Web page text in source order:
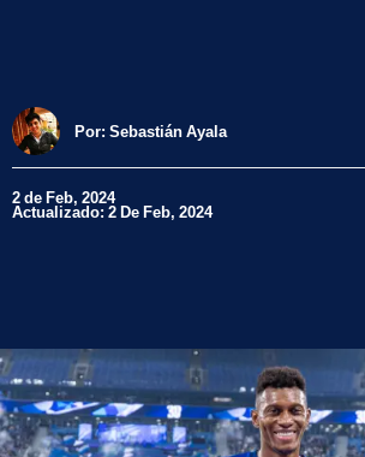
Por: Sebastián Ayala
2 de Feb, 2024
Actualizado: 2 De Feb, 2024